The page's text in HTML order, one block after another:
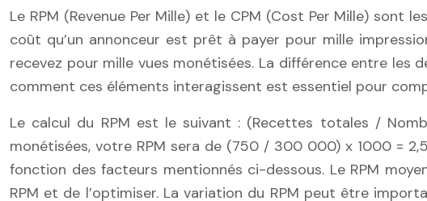
Le RPM (Revenue Per Mille) et le CPM (Cost Per Mille) sont
coût qu’un annonceur est prêt à payer pour mille
recevez pour mille vues monétisées. La différence entre les
comment ces éléments interagissent est essentiel pour
Le calcul du RPM est le suivant : (Recettes totales /
monétisées, votre RPM sera de (750 / 300 000) x 1000 =
fonction des facteurs mentionnés ci-dessous. Le RPM
RPM et de l’optimiser. La variation du RPM peut être